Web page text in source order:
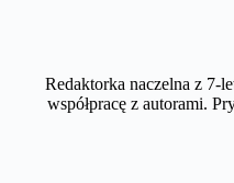
Redaktorka naczelna z 7-
współpracę z autorami.